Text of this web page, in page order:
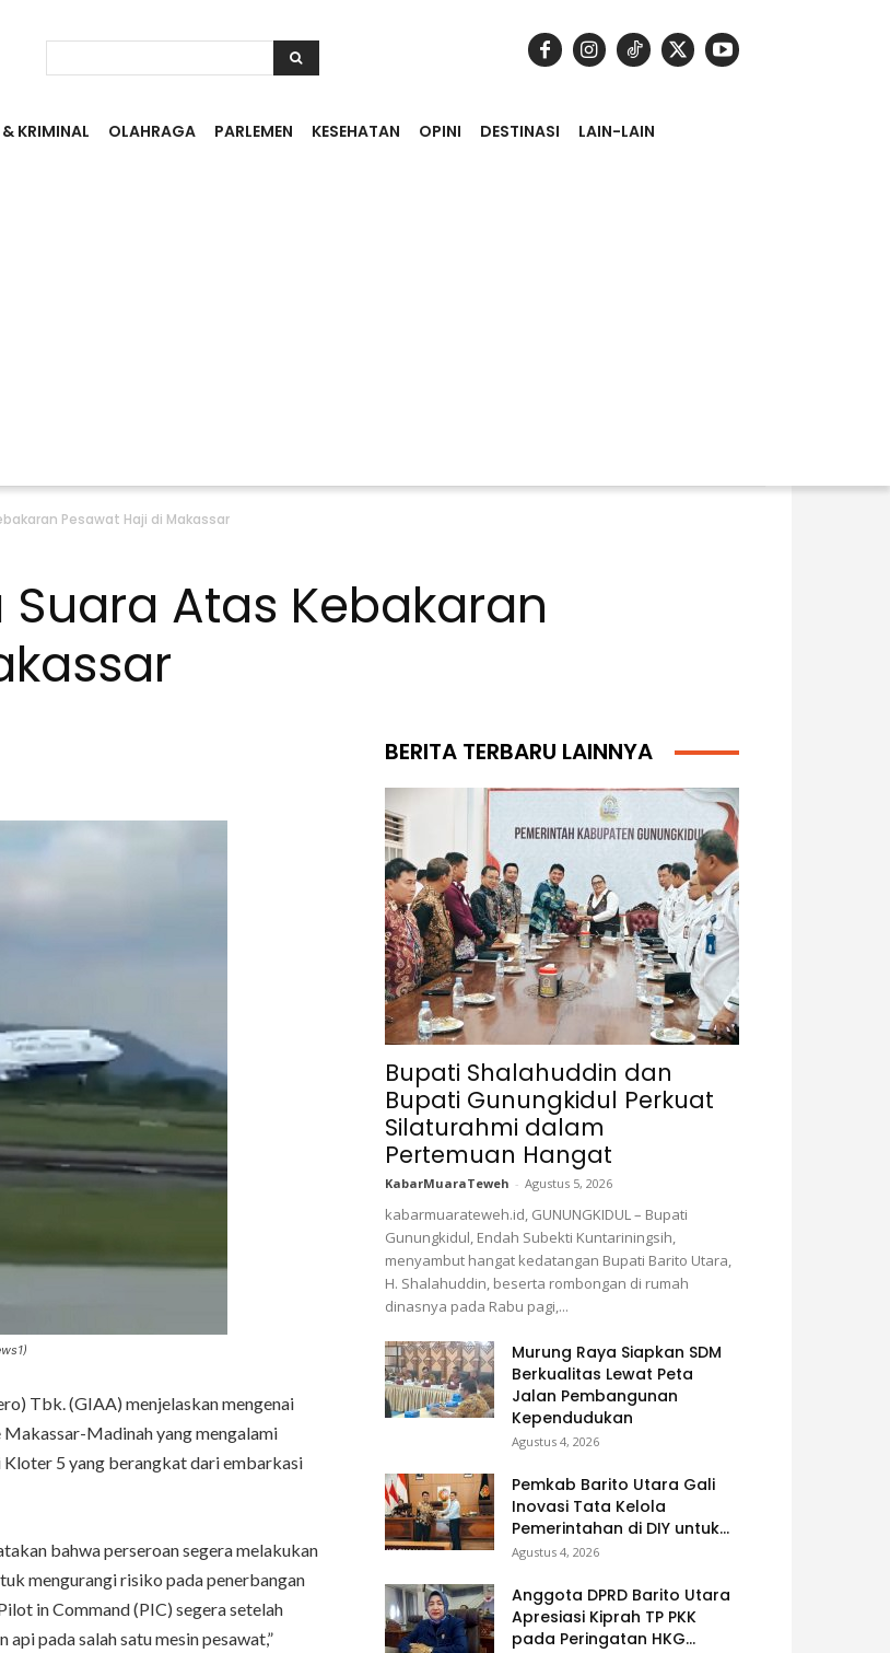
KRIMINAL OLAHRAGA PARLEMEN KESEHATAN OPINI DESTINASI LAIN-LAIN
Pesawat Haji di Makassar
Atas Kebakaran
Tbk. (GIAA) menjelaskan mengenai
Madinah yang mengalami
5 yang berangkat dari embarkasi
bahwa perseroan segera melakukan
mengurangi risiko pada penerbangan
in Command (PIC) segera setelah
pada salah satu mesin pesawat,”
BERITA TERBARU LAINNYA
Bupati Shalahuddin dan
Bupati Gunungkidul Perkuat
Silaturahmi dalam
Pertemuan Hangat
KabarMuaraTeweh - Agustus 5, 2026
kabarmuarateweh.id, GUNUNGKIDUL – Bupati
Gunungkidul, Endah Subekti Kuntariningsih,
menyambut hangat kedatangan Bupati Barito Utara,
H. Shalahuddin, beserta rombongan di rumah
dinasnya pada Rabu pagi,...
Murung Raya Siapkan SDM
Berkualitas Lewat Peta
Jalan Pembangunan
Kependudukan
Agustus 4, 2026
Pemkab Barito Utara Gali
Inovasi Tata Kelola
Pemerintahan di DIY untuk...
Agustus 4, 2026
Anggota DPRD Barito Utara
Apresiasi Kiprah TP PKK
pada Peringatan HKG...